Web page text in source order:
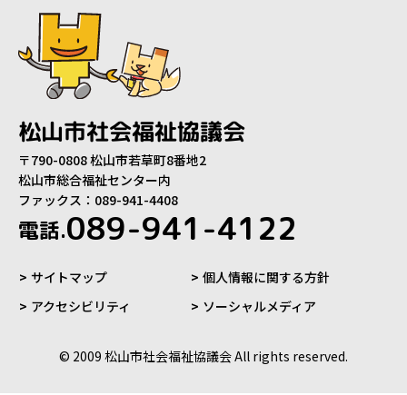
松山市社会福祉協議会
〒790-0808 松山市若草町8番地2
松山市総合福祉センター内
ファックス：089-941-4408
電話.089-941-4122
サイトマップ
個人情報に関する方針
アクセシビリティ
ソーシャルメディア
© 2009 松山市社会福祉協議会 All rights reserved.